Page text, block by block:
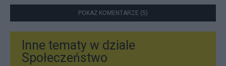
POKAŻ KOMENTARZE (5)
Inne tematy w dziale
Społeczeństwo